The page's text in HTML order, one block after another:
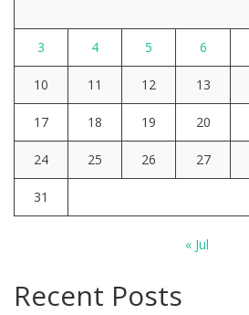
3 4 5 6
10 11 12 13
17 18 19 20
24 25 26 27
31
« Jul
Recent Posts